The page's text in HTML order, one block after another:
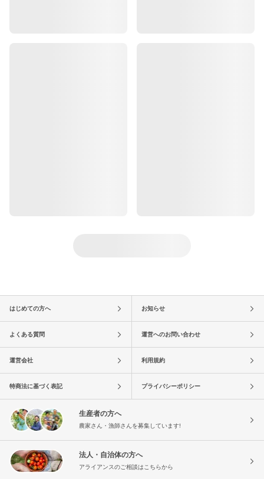
はじめての方へ お知らせ
よくある質問 運営へのお問い合わせ
運営会社 利用規約
特商法に基づく表記 プライバシーポリシー
生産者の方へ
農家さん・漁師さんを募集しています!
法人・自治体の方へ
アライアンスのご相談はこちらから